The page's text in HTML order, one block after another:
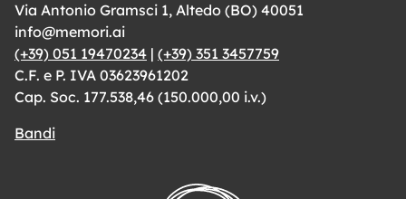
Via Antonio Gramsci 1, Altedo (BO) 40051
info@memori.ai
(+39) 051 19470234 | (+39) 351 3457759
C.F. e P. IVA 03623961202
Cap. Soc. 177.538,46 (150.000,00 i.v.)
Bandi